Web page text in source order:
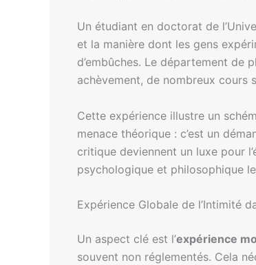
Un étudiant en doctorat de
et la manière dont les gens
d’embûches. Le département de
achèvement, de nombreux cours
Cette expérience illustre un
menace théorique : c’est un
critique deviennent un luxe pour
psychologique et philosophique
Expérience Globale de l’Intimité
Un aspect clé est l’expérience
souvent non réglementés. Cela